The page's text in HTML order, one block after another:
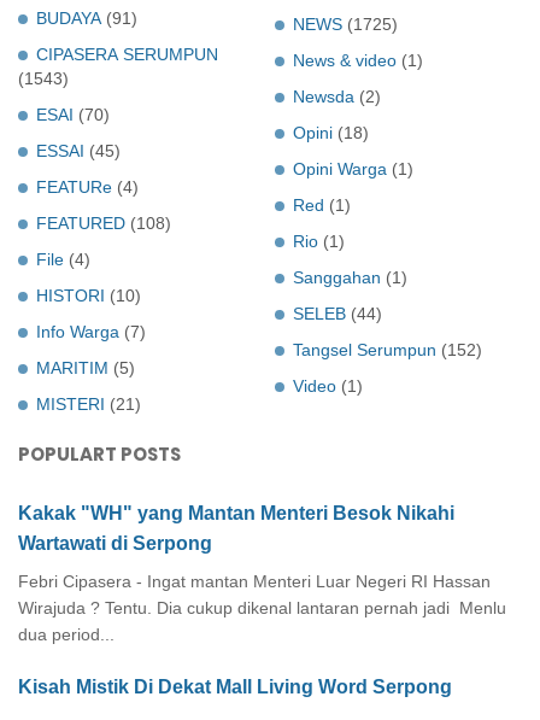
BUDAYA (91)
CIPASERA SERUMPUN
(1543)
ESAI (70)
ESSAI (45)
FEATURe (4)
FEATURED (108)
File (4)
HISTORI (10)
Info Warga (7)
MARITIM (5)
MISTERI (21)
NEWS (1725)
News & video (1)
Newsda (2)
Opini (18)
Opini Warga (1)
Red (1)
Rio (1)
Sanggahan (1)
SELEB (44)
Tangsel Serumpun (152)
Video (1)
POPULART POSTS
Kakak "WH" yang Mantan Menteri Besok Nikahi
Wartawati di Serpong
Febri Cipasera - Ingat mantan Menteri Luar Negeri RI Hassan
Wirajuda ? Tentu. Dia cukup dikenal lantaran pernah jadi Menlu
dua period...
Kisah Mistik Di Dekat Mall Living Word Serpong